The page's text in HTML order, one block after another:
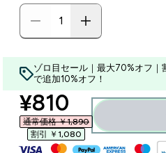
ゾロ目セール｜最大70%オフ｜
で追加10%オフ！
discounted
¥810‎
通常価格 ￥1,890‎
割引 ￥1,080‎